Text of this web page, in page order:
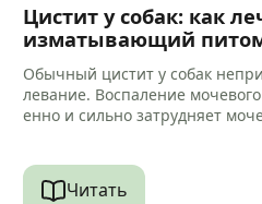
Цистит у собак: как
изматывающий
Обычный цистит у собак
левание. Воспаление
енно и сильно затрудняет
Читать